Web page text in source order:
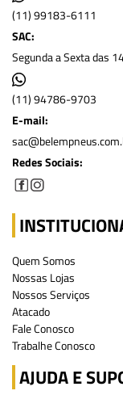
(11) 99183-6111
SAC:
Segunda a Sexta das
(11) 94786-9703
E-mail:
Redes Sociais:
Quem Somos
Nossas Lojas
Nossos Serviços
Atacado
Fale Conosco
Trabalhe Conosco
AJUDA E